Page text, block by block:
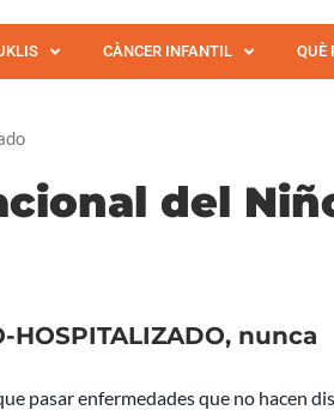
CÀNCER INFANTIL QUÈ
del
nunca
pasar enfermedades que no hacen